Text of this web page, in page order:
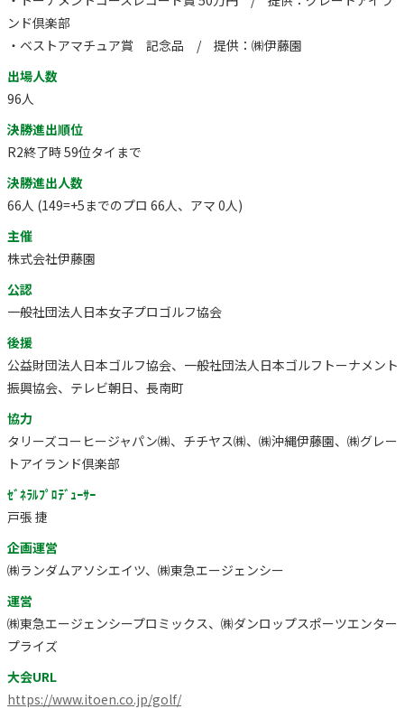
ンド倶楽部
・ベストアマチュア賞 記念品 / 提供：㈱伊藤園
出場人数
96人
決勝進出順位
R2終了時 59位タイまで
決勝進出人数
66人 (149=+5までのプロ 66人、アマ 0人)
主催
株式会社伊藤園
公認
一般社団法人日本女子プロゴルフ協会
後援
公益財団法人日本ゴルフ協会、一般社団法人日本ゴルフトーナメント
振興協会、テレビ朝日、長南町
協力
タリーズコーヒージャパン㈱、チチヤス㈱、㈱沖縄伊藤園、㈱グレー
トアイランド倶楽部
ｾﾞﾈﾗﾙﾌﾟﾛﾃﾞｭｰｻｰ
戸張 捷
企画運営
㈱ランダムアソシエイツ、㈱東急エージェンシー
運営
㈱東急エージェンシープロミックス、㈱ダンロップスポーツエンター
プライズ
大会URL
https://www.itoen.co.jp/golf/